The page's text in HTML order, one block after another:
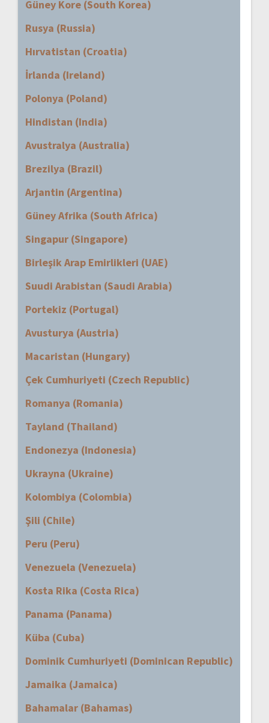
Güney Kore (South Korea)
Rusya (Russia)
Hırvatistan (Croatia)
İrlanda (Ireland)
Polonya (Poland)
Hindistan (India)
Avustralya (Australia)
Brezilya (Brazil)
Arjantin (Argentina)
Güney Afrika (South Africa)
Singapur (Singapore)
Birleşik Arap Emirlikleri (UAE)
Suudi Arabistan (Saudi Arabia)
Portekiz (Portugal)
Avusturya (Austria)
Macaristan (Hungary)
Çek Cumhuriyeti (Czech Republic)
Romanya (Romania)
Tayland (Thailand)
Endonezya (Indonesia)
Ukrayna (Ukraine)
Kolombiya (Colombia)
Şili (Chile)
Peru (Peru)
Venezuela (Venezuela)
Kosta Rika (Costa Rica)
Panama (Panama)
Küba (Cuba)
Dominik Cumhuriyeti (Dominican Republic)
Jamaika (Jamaica)
Bahamalar (Bahamas)